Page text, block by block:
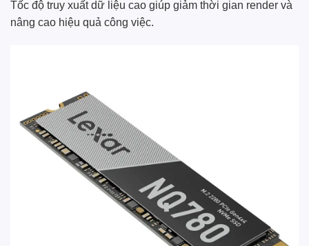
Tốc độ truy xuất dữ liệu cao giúp giảm thời gian render và
nâng cao hiệu quả công việc.